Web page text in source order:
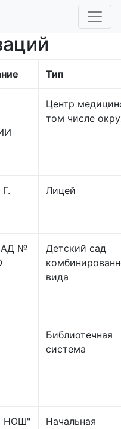
Тип
Центр
том числе
Лицей
№
Детский сад
вида
Библиотечная
система
НОШ"
Начальная